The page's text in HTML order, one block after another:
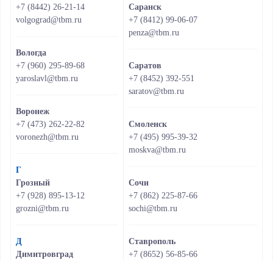
+7 (8442) 26-21-14
volgograd@tbm.ru
Вологда
+7 (960) 295-89-68
yaroslavl@tbm.ru
Воронеж
+7 (473) 262-22-82
voronezh@tbm.ru
Г
Грозный
+7 (928) 895-13-12
grozni@tbm.ru
Д
Димитровград
Саранск
+7 (8412) 99-06-07
penza@tbm.ru
Саратов
+7 (8452) 392-551
saratov@tbm.ru
Смоленск
+7 (495) 995-39-32
moskva@tbm.ru
Сочи
+7 (862) 225-87-66
sochi@tbm.ru
Ставрополь
+7 (8652) 56-85-66